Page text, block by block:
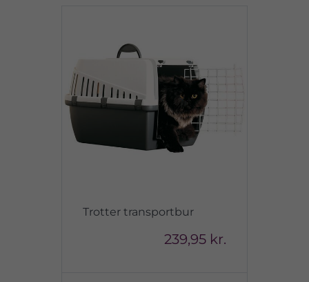
Trotter transportbur
239,95 kr.